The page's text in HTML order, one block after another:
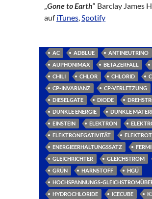
„Gone to Earth“ Barclay James
aufiTunes,Spotify
AC ADBLUE ANTINEUTRINO
AUPHONIMAX
BETAZERFALL
CHILI
CHLOR CHLORID
CP-INVARIANZ
CP-VERLETZUNG
DIESELGATE
DIODE
DUNKLE ENERGIE
DUNKLE
EINSTEIN
ELEKTRON
ELEKTRONEGATIVITÄT
ENERGIEERHALTUNGSSATZ
FERMI
GLEICHRICHTER
GLEICHSTROM
GRÜN
HARNSTOFF
HGÜ
HOCHSPANNUNGS-
HYDROCHLORIDE
ICECUBE